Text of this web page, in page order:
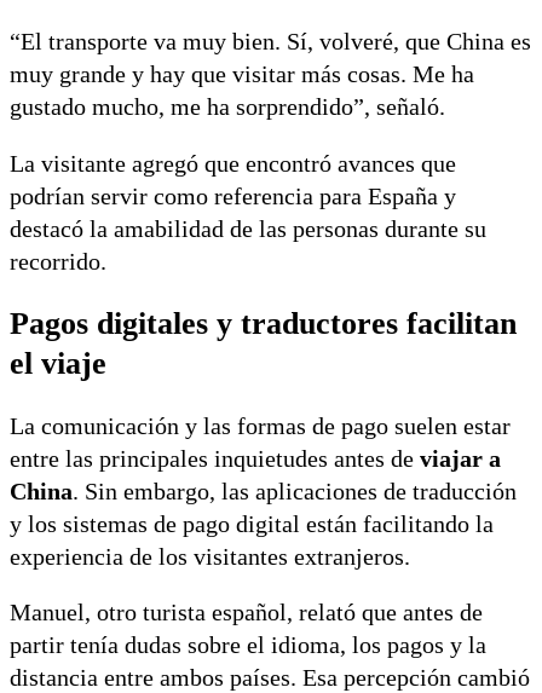
“El transporte va muy bien. Sí, volveré, que China es
muy grande y hay que visitar más cosas. Me ha
gustado mucho, me ha sorprendido”, señaló.
La visitante agregó que encontró avances que
podrían servir como referencia para España y
destacó la amabilidad de las personas durante su
recorrido.
Pagos digitales y traductores facilitan
el viaje
La comunicación y las formas de pago suelen estar
entre las principales inquietudes antes de viajar a
China. Sin embargo, las aplicaciones de traducción
y los sistemas de pago digital están facilitando la
experiencia de los visitantes extranjeros.
Manuel, otro turista español, relató que antes de
partir tenía dudas sobre el idioma, los pagos y la
distancia entre ambos países. Esa percepción cambió